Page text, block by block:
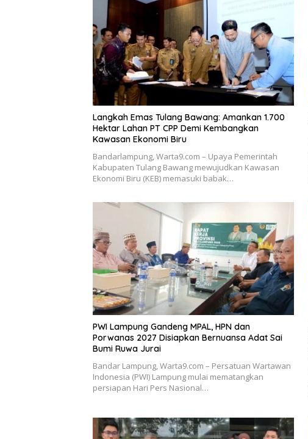
Langkah Emas Tulang Bawang: Amankan 1.700
Hektar Lahan PT CPP Demi Kembangkan
Kawasan Ekonomi Biru
Bandarlampung, Warta9.com – Upaya Pemerintah
Kabupaten Tulang Bawang mewujudkan Kawasan
Ekonomi Biru (KEB) memasuki babak…
PWI Lampung Gandeng MPAL, HPN dan
Porwanas 2027 Disiapkan Bernuansa Adat Sai
Bumi Ruwa Jurai
Bandar Lampung, Warta9.com – Persatuan Wartawan
Indonesia (PWI) Lampung mulai mematangkan
persiapan Hari Pers Nasional…